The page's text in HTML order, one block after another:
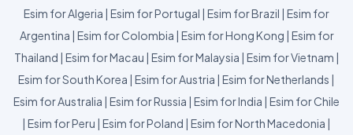
Esim for Algeria | Esim for Portugal | Esim for Brazil | Esim for
Argentina | Esim for Colombia | Esim for Hong Kong | Esim for
Thailand | Esim for Macau | Esim for Malaysia | Esim for Vietnam |
Esim for South Korea | Esim for Austria | Esim for Netherlands |
Esim for Australia | Esim for Russia | Esim for India | Esim for Chile
| Esim for Peru | Esim for Poland | Esim for North Macedonia |